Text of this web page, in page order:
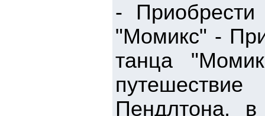
- Приобрести
"Момикс" -
танца
Пендлтона,